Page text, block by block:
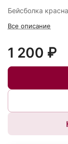
Бейсболка
Все описание
1 200 ₽